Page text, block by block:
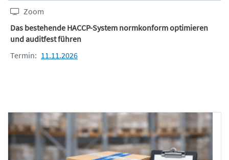
Zoom
Das bestehende HACCP-System normkonform optimieren
und auditfest führen
Termin: 11.11.2026